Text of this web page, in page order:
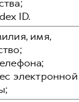
ID.
имя,
электронной